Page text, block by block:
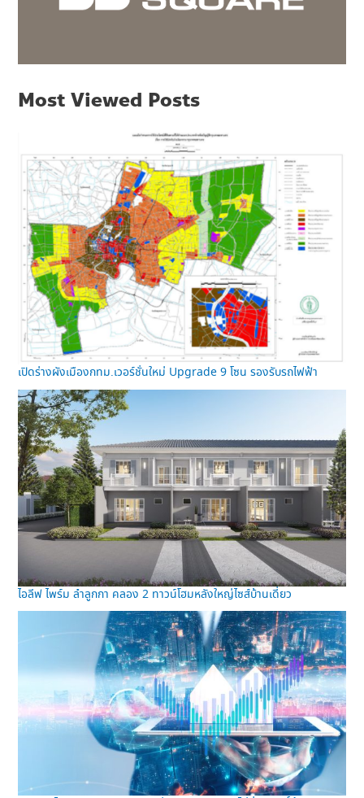
Most Viewed Posts
เปิดร่างผังเมืองกทม.เวอร์ชั่นใหม่ Upgrade 9 โซน รองรับรถไฟฟ้า
ไอลีฟ ไพร์ม ลำลูกกา คลอง 2 ทาวน์โฮมหลังใหญ่ไซส์บ้านเดี่ยว